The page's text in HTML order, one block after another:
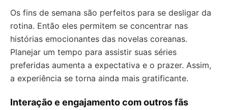
Os fins de semana são perfeitos para se desligar da
rotina. Então eles permitem se concentrar nas
histórias emocionantes das novelas coreanas.
Planejar um tempo para assistir suas séries
preferidas aumenta a expectativa e o prazer. Assim,
a experiência se torna ainda mais gratificante.
Interação e engajamento com outros fãs